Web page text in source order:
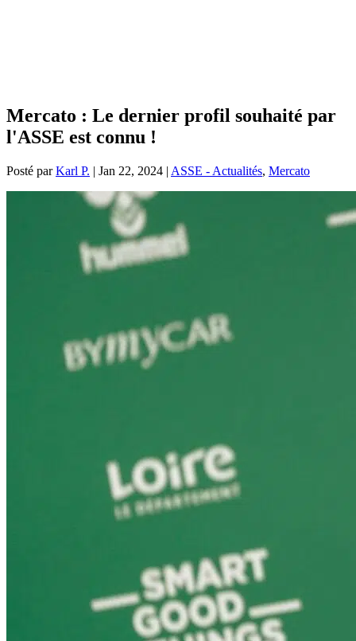
Mercato : Le dernier profil souhaité par
l'ASSE est connu !
Posté parKarl P. | Jan 22, 2024 | ASSE - Actualités, Mercato